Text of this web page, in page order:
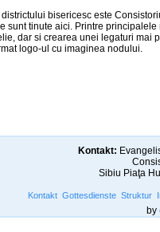
bisericesc este
sunt tinute aici. Printre
dar si crearea unei legaturi mai
logo-ul cu imaginea nodului.
Kontakt:
Sibiu Piaţa
Kontakt Gottesdienste Struktur
by